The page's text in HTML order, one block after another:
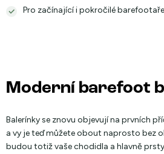
Pro začínající i pokročilé barefootaře
Moderní barefoot
Balerínky se znovu objevují na prvních
a vy je teď můžete obout naprosto bez
budou totiž vaše chodidla a hlavně